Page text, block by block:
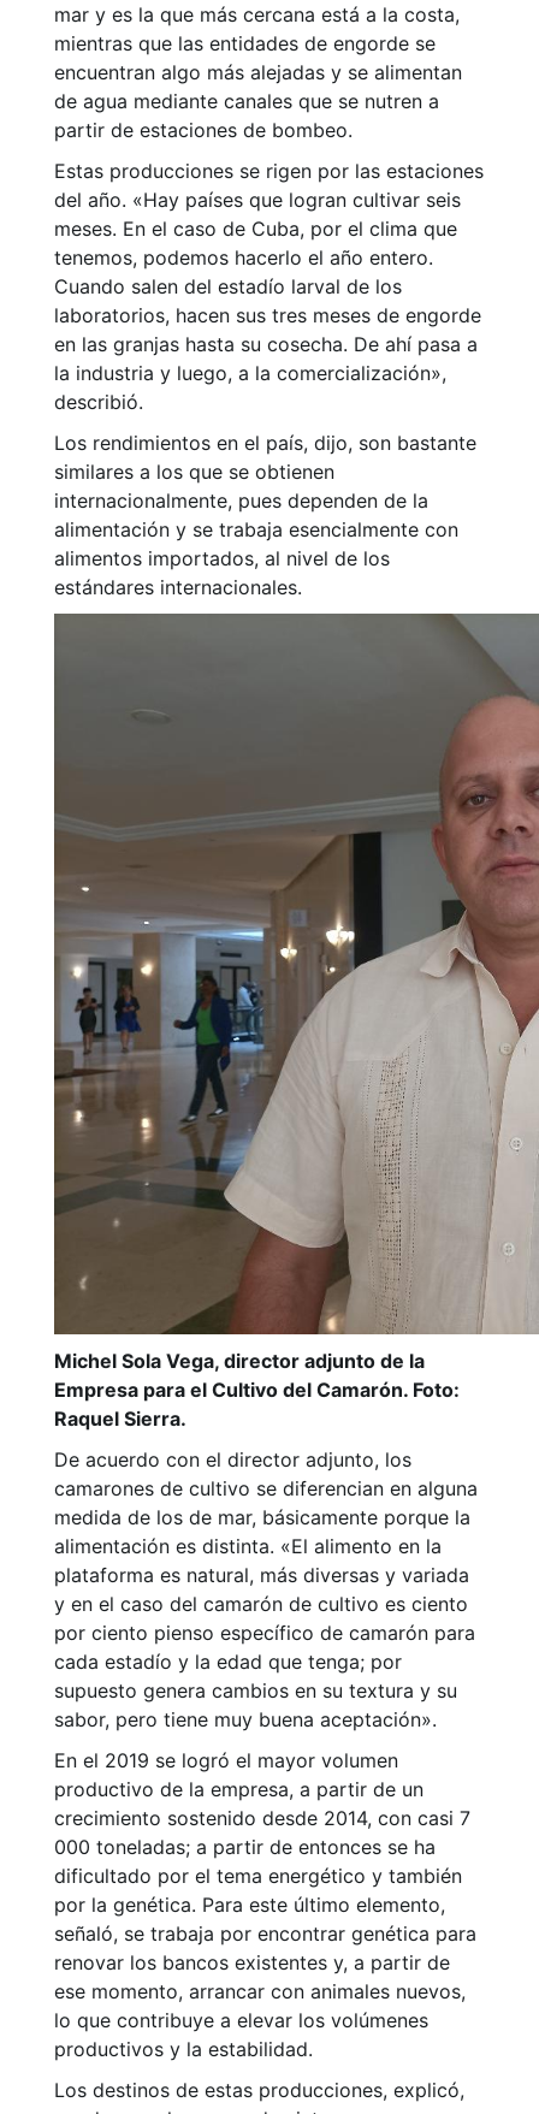
mar y es la que más cercana está a la costa,
mientras que las entidades de engorde se
encuentran algo más alejadas y se alimentan
de agua mediante canales que se nutren a
partir de estaciones de bombeo.
Estas producciones se rigen por las estaciones
del año. «Hay países que logran cultivar seis
meses. En el caso de Cuba, por el clima que
tenemos, podemos hacerlo el año entero.
Cuando salen del estadío larval de los
laboratorios, hacen sus tres meses de engorde
en las granjas hasta su cosecha. De ahí pasa a
la industria y luego, a la comercialización»,
describió.
Los rendimientos en el país, dijo, son bastante
similares a los que se obtienen
internacionalmente, pues dependen de la
alimentación y se trabaja esencialmente con
alimentos importados, al nivel de los
estándares internacionales.
Michel Sola Vega, director adjunto de la
Empresa para el Cultivo del Camarón. Foto:
Raquel Sierra.
De acuerdo con el director adjunto, los
camarones de cultivo se diferencian en alguna
medida de los de mar, básicamente porque la
alimentación es distinta. «El alimento en la
plataforma es natural, más diversas y variada
y en el caso del camarón de cultivo es ciento
por ciento pienso específico de camarón para
cada estadío y la edad que tenga; por
supuesto genera cambios en su textura y su
sabor, pero tiene muy buena aceptación».
En el 2019 se logró el mayor volumen
productivo de la empresa, a partir de un
crecimiento sostenido desde 2014, con casi 7
000 toneladas; a partir de entonces se ha
dificultado por el tema energético y también
por la genética. Para este último elemento,
señaló, se trabaja por encontrar genética para
renovar los bancos existentes y, a partir de
ese momento, arrancar con animales nuevos,
lo que contribuye a elevar los volúmenes
productivos y la estabilidad.
Los destinos de estas producciones, explicó,